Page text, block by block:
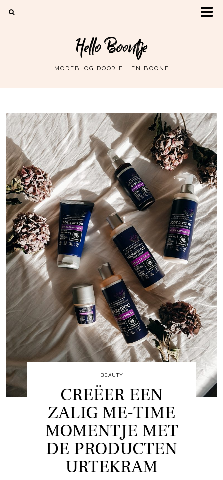
Hello Boontje
MODEBLOG DOOR ELLEN BOONE
BEAUTY
CREËER EEN
ZALIG ME-TIME
MOMENTJE MET
DE PRODUCTEN
URTEKRAM